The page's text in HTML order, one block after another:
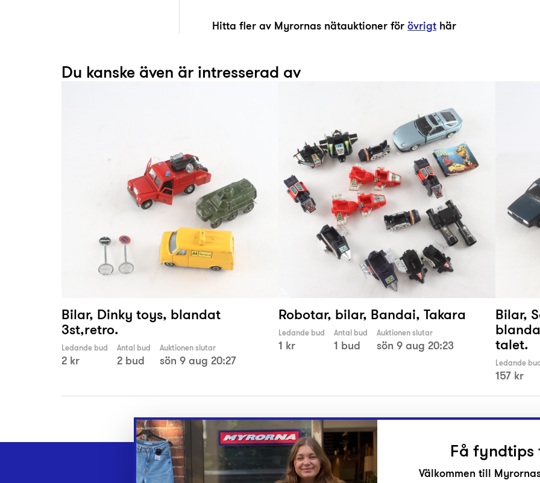
Hitta fler av Myrornas nätauktioner förövrigt här
Du kanske även är intresserad av
Bilar, Dinky toys, blandat
3st,retro.
Ledande bud
2 kr
Antal bud
2 bud
Auktionen slutar
sön 9 aug 20:27
Robotar, bilar, Bandai, Takara
Ledande bud
1 kr
Antal bud
1 bud
Auktionen slutar
sön 9 aug 20:23
Bilar,
talet.
Ledande
157 kr
Få fyndtips
Välkommen till